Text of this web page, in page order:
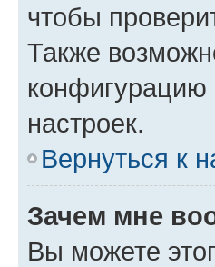
чтобы
Также
конфигурацию
настроек.
Вернуться к
Зачем мне
Вы можете